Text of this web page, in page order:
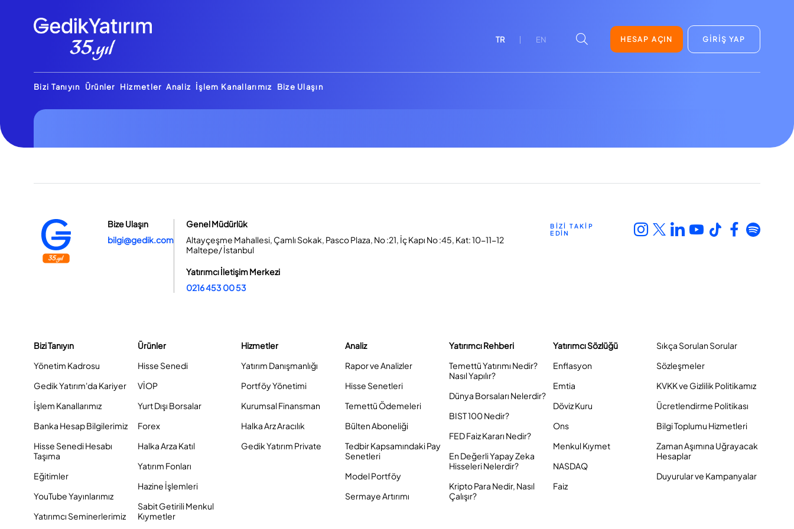
TR EN HESAP AÇIN GİRİŞ YAP
Bizi Tanıyın Ürünler Hizmetler Analiz İşlem Kanallarımız Bize Ulaşın
Bize Ulaşın
bilgi@gedik.com
Genel Müdürlük
Altayçeşme Mahallesi, Çamlı Sokak, Pasco Plaza, No :21, İç Kapı No :45, Kat: 10-11-12
Maltepe/ İstanbul
Yatırımcı İletişim Merkezi
0216 453 00 53
BİZİ TAKİP
EDİN
Bizi Tanıyın
Yönetim Kadrosu
Gedik Yatırım'da Kariyer
İşlem Kanallarımız
Banka Hesap Bilgilerimiz
Hisse Senedi Hesabı
Taşıma
Eğitimler
YouTube Yayınlarımız
Yatırımcı Seminerlerimiz
Ürünler
Hisse Senedi
VİOP
Yurt Dışı Borsalar
Forex
Halka Arza Katıl
Yatırım Fonları
Hazine İşlemleri
Sabit Getirili Menkul
Kıymetler
Hizmetler
Yatırım Danışmanlığı
Portföy Yönetimi
Kurumsal Finansman
Halka Arz Aracılık
Gedik Yatırım Private
Analiz
Rapor ve Analizler
Hisse Senetleri
Temettü Ödemeleri
Bülten Aboneliği
Tedbir Kapsamındaki Pay
Senetleri
Model Portföy
Sermaye Artırımı
Yatırımcı Rehberi
Temettü Yatırımı Nedir?
Nasıl Yapılır?
Dünya Borsaları Nelerdir?
BIST 100 Nedir?
FED Faiz Kararı Nedir?
En Değerli Yapay Zeka
Hisseleri Nelerdir?
Kripto Para Nedir, Nasıl
Çalışır?
Yatırımcı Sözlüğü
Enflasyon
Emtia
Döviz Kuru
Ons
Menkul Kıymet
NASDAQ
Faiz
Sıkça Sorulan Sorular
Sözleşmeler
KVKK ve Gizlilik Politikamız
Ücretlendirme Politikası
Bilgi Toplumu Hizmetleri
Zaman Aşımına Uğrayacak
Hesaplar
Duyurular ve Kampanyalar